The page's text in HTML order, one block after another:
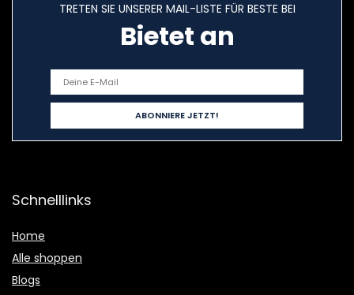
TRETEN SIE UNSERER MAIL-LISTE FÜR BESTE BEI
Bietet an
Schnelllinks
Home
Alle shoppen
Blogs